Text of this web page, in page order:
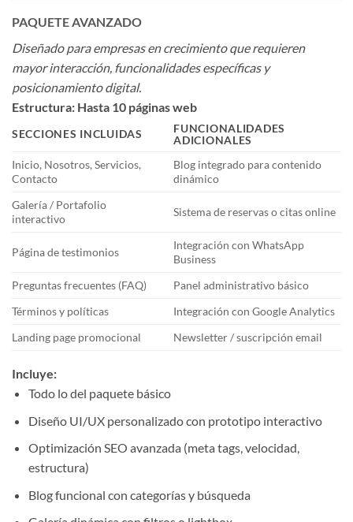
PAQUETE AVANZADO
Diseñado para empresas en crecimiento que requieren
mayor interacción, funcionalidades específicas y
posicionamiento digital.
Estructura: Hasta 10 páginas web
SECCIONES INCLUIDAS
FUNCIONALIDADES
ADICIONALES
Inicio, Nosotros, Servicios,
Contacto
Blog integrado para contenido
dinámico
Galería / Portafolio
interactivo
Sistema de reservas o citas online
Página de testimonios
Integración con WhatsApp
Business
Preguntas frecuentes (FAQ)
Panel administrativo básico
Términos y políticas
Integración con Google Analytics
Landing page promocional
Newsletter / suscripción email
Incluye:
Todo lo del paquete básico
Diseño UI/UX personalizado con prototipo interactivo
Optimización SEO avanzada (meta tags, velocidad,
estructura)
Blog funcional con categorías y búsqueda